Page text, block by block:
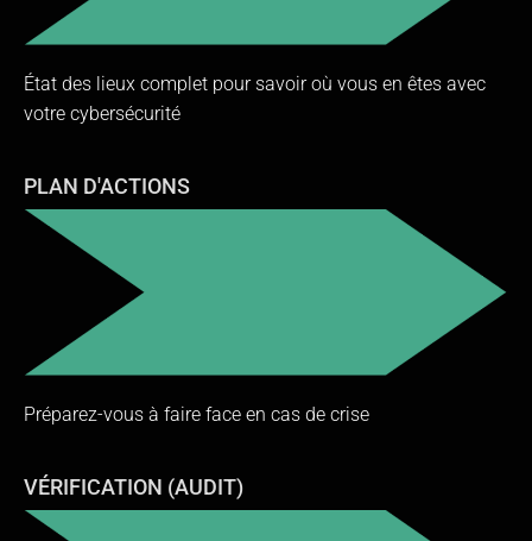
État des lieux complet pour savoir où vous en êtes avec
votre cybersécurité
PLAN D'ACTIONS
Préparez-vous à faire face en cas de crise
VÉRIFICATION (AUDIT)